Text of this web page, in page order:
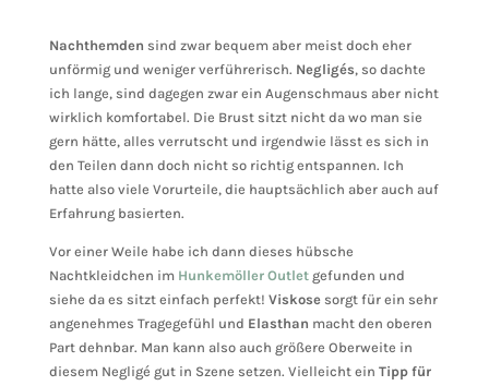
Nachthemden sind zwar bequem aber meist doch eher
unförmig und weniger verführerisch. Negligés, so dachte
ich lange, sind dagegen zwar ein Augenschmaus aber nicht
wirklich komfortabel. Die Brust sitzt nicht da wo man sie
gern hätte, alles verrutscht und irgendwie lässt es sich in
den Teilen dann doch nicht so richtig entspannen. Ich
hatte also viele Vorurteile, die hauptsächlich aber auch auf
Erfahrung basierten.
Vor einer Weile habe ich dann dieses hübsche
Nachtkleidchen im Hunkemöller Outletgefunden und
siehe da es sitzt einfach perfekt! Viskosesorgt für ein sehr
angenehmes Tragegefühl und Elasthan macht den oberen
Part dehnbar. Man kann also auch größere Oberweite in
diesem Negligé gut in Szene setzen. Vielleicht ein Tipp für